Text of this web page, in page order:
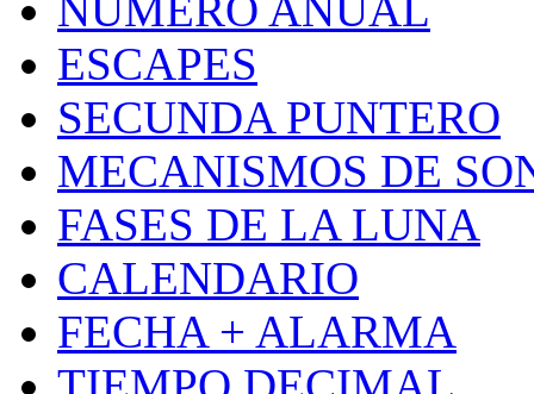
NÚMERO ANUAL
ESCAPES
SECUNDA PUNTERO
MECANISMOS DE
FASES DE LA LUNA
CALENDARIO
FECHA + ALARMA